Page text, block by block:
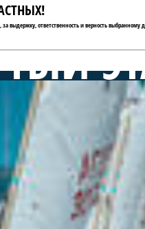
—
ответственность и верность